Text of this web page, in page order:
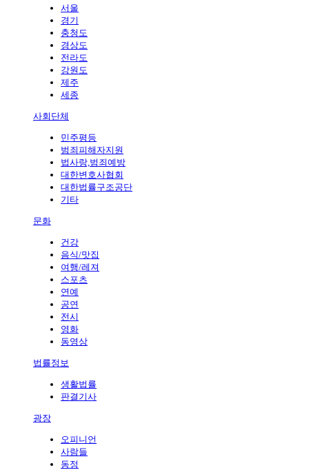
서울
경기
충청도
경상도
전라도
강원도
제주
세종
사회단체
민주평등
범죄피해자지원
법사랑,범죄예방
대한변호사협회
대한법률구조공단
기타
문화
건강
음식/맛집
여행/레져
스포츠
연예
공연
전시
영화
동영상
법률정보
생활법률
판결기사
광장
오피니언
사람들
동정